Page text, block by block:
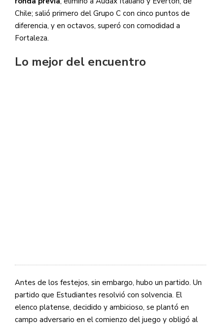
Chile; salió primero del Grupo C con cinco puntos de
diferencia, y en octavos, superó con comodidad a
Fortaleza.
Lo mejor del encuentro
Antes de los festejos, sin embargo, hubo un partido. Un
partido que Estudiantes resolvió con solvencia. El
elenco platense, decidido y ambicioso, se plantó en
campo adversario en el comienzo del juego y obligó al